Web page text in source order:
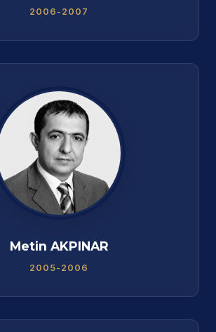
2006-2007
Metin AKPINAR
2005-2006